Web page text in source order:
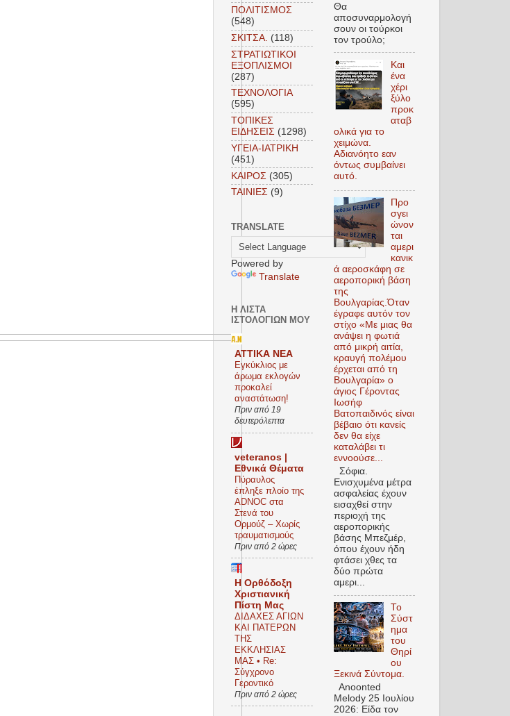
ΠΟΛΙΤΙΣΜΟΣ
(548)
ΣΚΙΤΣΑ. (118)
ΣΤΡΑΤΙΩΤΙΚΟΙ
ΕΞΟΠΛΙΣΜΟΙ
(287)
ΤΕΧΝΟΛΟΓΙΑ
(595)
ΤΟΠΙΚΕΣ
ΕΙΔΗΣΕΙΣ (1298)
ΥΓΕΙΑ-ΙΑΤΡΙΚΗ
(451)
KAIΡΟΣ (305)
TAINIEΣ (9)
TRANSLATE
Powered by
Translate
Η ΛΊΣΤΑ
ΙΣΤΟΛΟΓΊΩΝ ΜΟΥ
ΑΤΤΙΚΑ ΝΕΑ
Εγκύκλιος με
άρωμα εκλογών
προκαλεί
αναστάτωση!
Πριν από 19
δευτερόλεπτα
veteranos |
Εθνικά Θέματα
Πύραυλος
έπληξε πλοίο της
ADNOC στα
Στενά του
Ορμούζ – Χωρίς
τραυματισμούς
Πριν από 2 ώρες
Η Ορθόδοξη
Χριστιανική
Πίστη Μας
ΔΙΔΑΧΕΣ ΑΓΙΩΝ
ΚΑΙ ΠΑΤΕΡΩΝ
ΤΗΣ
ΕΚΚΛΗΣΙΑΣ
ΜΑΣ • Re:
Σύγχρονο
Γεροντικό
Πριν από 2 ώρες
Θα
αποσυναρμολογή
σουν οι τούρκοι
τον τρούλο;
Και
ένα
χέρι
ξύλο
προκ
αταβ
ολικά για το
χειμώνα.
Αδιανόητο εαν
όντως συμβαίνει
αυτό.
Προ
σγει
ώνον
ται
αμερι
κανικ
ά αεροσκάφη σε
αεροπορική βάση
της
Βουλγαρίας.Όταν
έγραφε αυτόν τον
στίχο «Με μιας θα
ανάψει η φωτιά
από μικρή αιτία,
κραυγή πολέμου
έρχεται από τη
Βουλγαρία» ο
άγιος Γέροντας
Ιωσήφ
Βατοπαιδινός είναι
βέβαιο ότι κανείς
δεν θα είχε
καταλάβει τι
εννοούσε...
Σόφια.
Ενισχυμένα μέτρα
ασφαλείας έχουν
εισαχθεί στην
περιοχή της
αεροπορικής
βάσης Μπεζμέρ,
όπου έχουν ήδη
φτάσει χθες τα
δύο πρώτα
αμερι...
Το
Σύστ
ημα
του
Θηρί
ου
Ξεκινά Σύντομα.
Anoonted
Melody 25 Ιουλίου
2026: Είδα τον